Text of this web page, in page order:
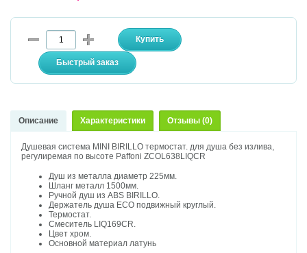
Описание Характеристики Отзывы (0)
Душевая система MINI BIRILLO термостат. для душа без излива,
регулиремая по высоте Paffoni ZCOL638LIQCR
Душ из металла диаметр 225мм.
Шланг металл 1500мм.
Ручной душ из ABS BIRILLO.
Держатель душа ECO подвижный круглый.
Термостат.
Смеситель LIQ169CR.
Цвет хром.
Основной материал латунь